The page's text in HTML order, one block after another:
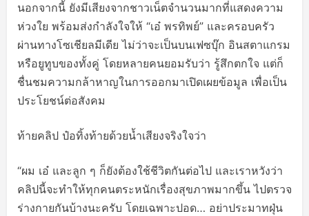
นอกจากนี้ ยังมีเสียงจากชาวเน็ตจำนวนมากที่แสดงความ
ห่วงใย พร้อมส่งกำลังใจให้ “เอ๋ พรทิพย์” และครอบครัว
ผ่านทางโซเชียลมีเดีย ไม่ว่าจะเป็นบนเฟซบุ๊ก อินสตาแกรม
หรือยูทูบของทั้งคู่ โดยหลายคนยอมรับว่า รู้สึกตกใจ แต่ก็
ชื่นชมความกล้าหาญในการออกมาเปิดเผยข้อมูล เพื่อเป็น
ประโยชน์ต่อสังคม
ท้ายคลิป ป๋อทิ้งท้ายด้วยน้ำเสียงจริงใจว่า
“ผม เอ๋ และลูก ๆ ก็ยังต้องใช้ชีวิตกันต่อไป และเราหวังว่า
คลิปนี้จะทำให้ทุกคนตระหนักเรื่องสุขภาพมากขึ้น ไปตรวจ
ร่างกายกันบ้างนะครับ โดยเฉพาะปอด… อย่าประมาทฝุ่น